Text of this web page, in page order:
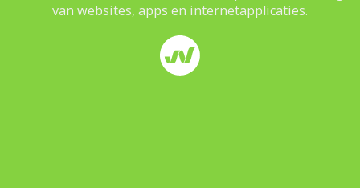
van websites, apps en internetapplicaties.